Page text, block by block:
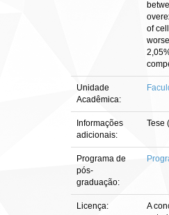
of
Unidade
Acadêmica:
Informações
adicionais:
Tese
Programa de
pós-
graduação:
Licença:
A